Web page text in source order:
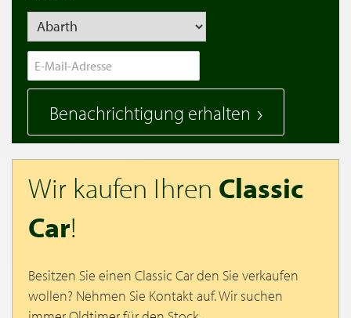
Benachrichtigung erhalten
Wir kaufen Ihren Classic
Car!
Besitzen Sie einen Classic Car den Sie verkaufen
wollen? Nehmen Sie Kontakt auf. Wir suchen